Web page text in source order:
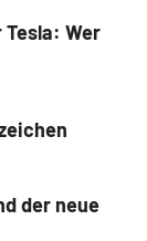
Tesla: Wer
der neue